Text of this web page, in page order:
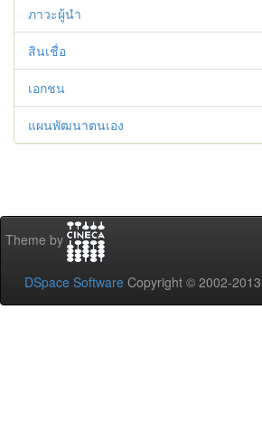
ภาวะผู้นำ
สินเชื่อ
เอกชน
แผนพัฒนาตนเอง
Theme by
DSpace Software Copyright © 2002-2013